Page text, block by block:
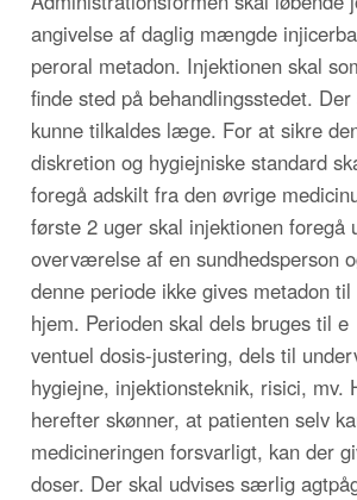
angivelse af daglig mængde
peroral metadon. Injektionen skal
finde sted på behandlingsstedet.
kunne tilkaldes læge. For at sikre
diskretion og hygiejniske standard
foregå adskilt fra den øvrige
første 2 uger skal injektionen foregå
overværelse af en sundhedsperson
denne periode ikke gives metadon
hjem. Perioden skal dels bruges til e
ventuel dosis-justering, dels til
hygiejne, injektionsteknik, risici, mv.
herefter skønner, at patienten selv
medicineringen forsvarligt, kan der
doser. Der skal udvises særlig